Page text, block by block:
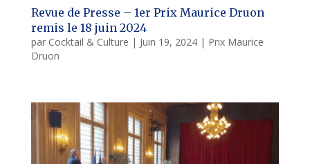
Revue de Presse – 1er Prix Maurice Druon
remis le 18 juin 2024
par Cocktail & Culture | Juin 19, 2024| Prix Maurice
Druon